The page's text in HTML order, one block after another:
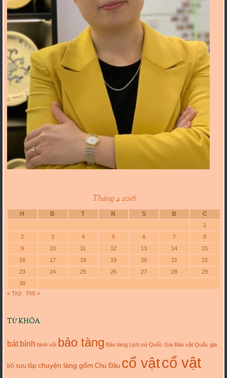
Tháng 4 2018
H B T N S B C
1
2
3 4 5 6 7
8
9
10 11 12 13 14
15
16
17 18 19 20 21
22
23
24 25 26 27 28
29
30
« Th3
Th5 »
TỪ KHÓA
bát bình bình vôi bảo tàng Bảo tàng Lịch sử Quốc Gia Bảo vật Quốc gia
bộ sưu tập chuyện làng gốm Chu Đậu cổ vậtcổ vật